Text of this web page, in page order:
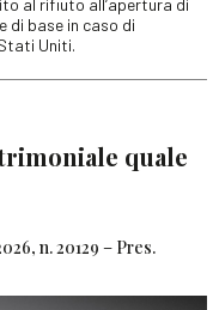
di base in caso di
Uniti.
quale
n. 20129 – Pres.